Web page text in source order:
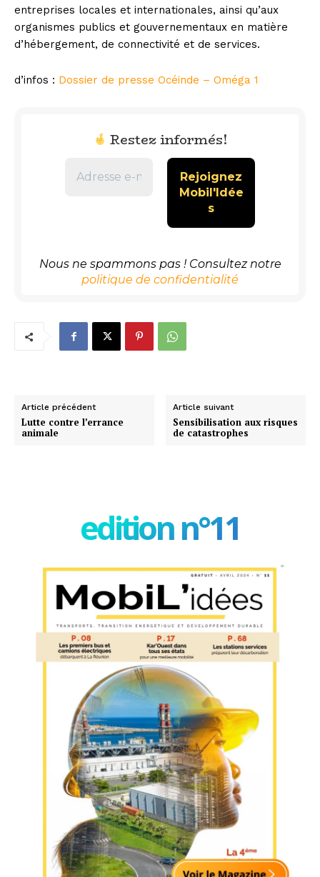
entreprises locales et internationales, ainsi qu’aux
organismes publics et gouvernementaux en matière
d’hébergement, de connectivité et de services.
d’infos : Dossier de presse Océinde – Oméga 1
Restez informés!
Nous ne spammons pas ! Consultez notre
politique de confidentialité
Article précédent
Lutte contre l’errance
animale
Article suivant
Sensibilisation aux risques
de catastrophes
edition n°11